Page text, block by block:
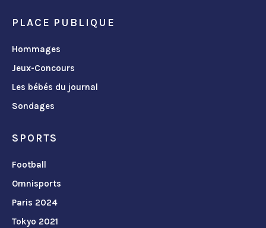
PLACE PUBLIQUE
Hommages
Jeux-Concours
Les bébés du journal
Sondages
SPORTS
Football
Omnisports
Paris 2024
Tokyo 2021